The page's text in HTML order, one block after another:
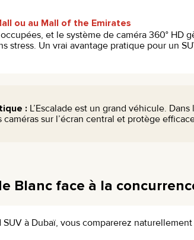
ou au Mall of the Emirates
et le système de caméra 360° HD
stress. Un vrai avantage pratique pour un
: L’Escalade est un grand véhicule.
sur l’écran central et protège
Blanc face à la
à Dubaï, vous comparerez naturellement